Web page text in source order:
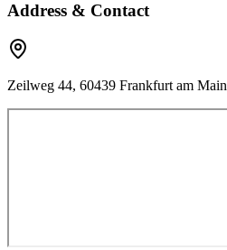
Address & Contact
Zeilweg 44, 60439 Frankfurt am Main